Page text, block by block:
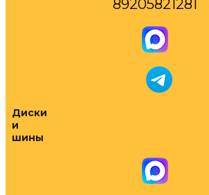
89205821281
Диски
и
шины